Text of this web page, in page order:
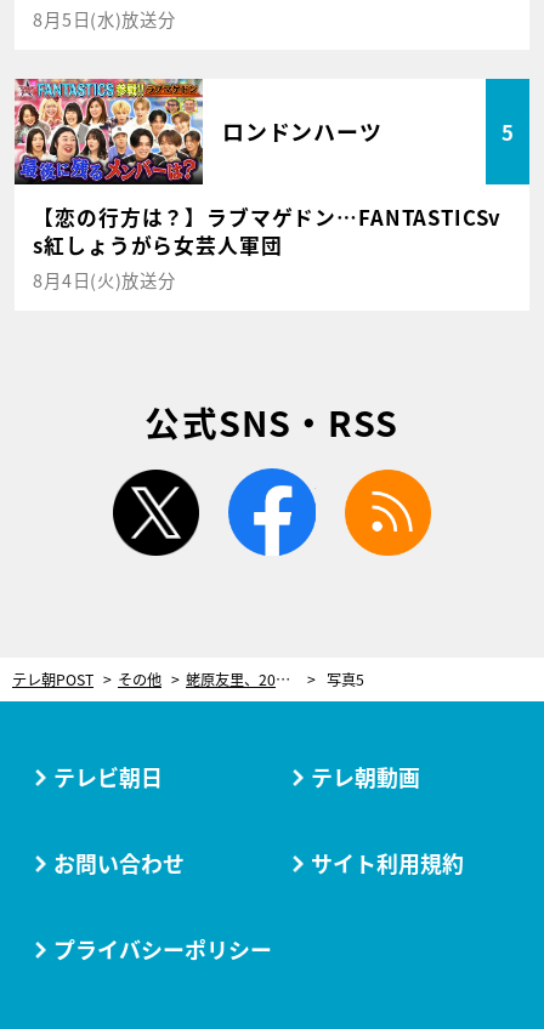
8月5日(水)放送分
ロンドンハーツ 5
【恋の行方は？】ラブマゲドン…FANTASTICSv
s紅しょうがら女芸人軍団
8月4日(火)放送分
公式SNS・RSS
twitter facebook
テレ朝POST その他 蛯原友里、2024年上半期ベストコスメに仰天！透明感フェイスパウダーに「一気に毛穴がなくなった」 写真5
テレビ朝日 テレ朝動画
お問い合わせ サイト利用規約
プライバシーポリシー